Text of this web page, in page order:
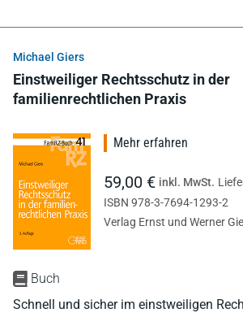
Michael Giers
Einstweiliger Rechtsschutz in der
familienrechtlichen Praxis
Buch
Schnell und sicher im einstweiligen
Mehr erfahren
59,00 € inkl. MwSt.
ISBN 978-3-7694-1293-2
Verlag Ernst und Werner